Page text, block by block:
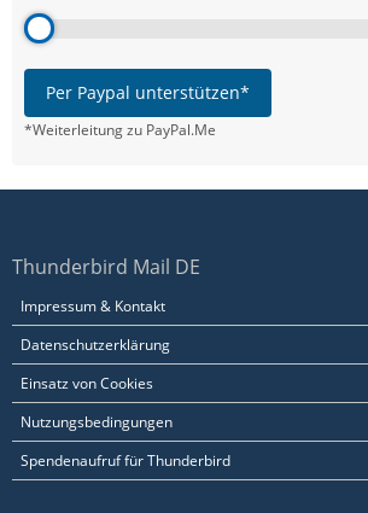
Per Paypal unterstützen*
*Weiterleitung zu PayPal.Me
Thunderbird Mail DE
Impressum & Kontakt
Datenschutzerklärung
Einsatz von Cookies
Nutzungsbedingungen
Spendenaufruf für Thunderbird